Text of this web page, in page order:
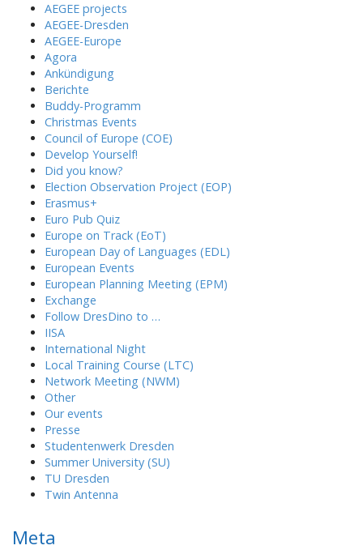
AEGEE projects
AEGEE-Dresden
AEGEE-Europe
Agora
Ankündigung
Berichte
Buddy-Programm
Christmas Events
Council of Europe (COE)
Develop Yourself!
Did you know?
Election Observation Project (EOP)
Erasmus+
Euro Pub Quiz
Europe on Track (EoT)
European Day of Languages (EDL)
European Events
European Planning Meeting (EPM)
Exchange
Follow DresDino to …
IISA
International Night
Local Training Course (LTC)
Network Meeting (NWM)
Other
Our events
Presse
Studentenwerk Dresden
Summer University (SU)
TU Dresden
Twin Antenna
Meta